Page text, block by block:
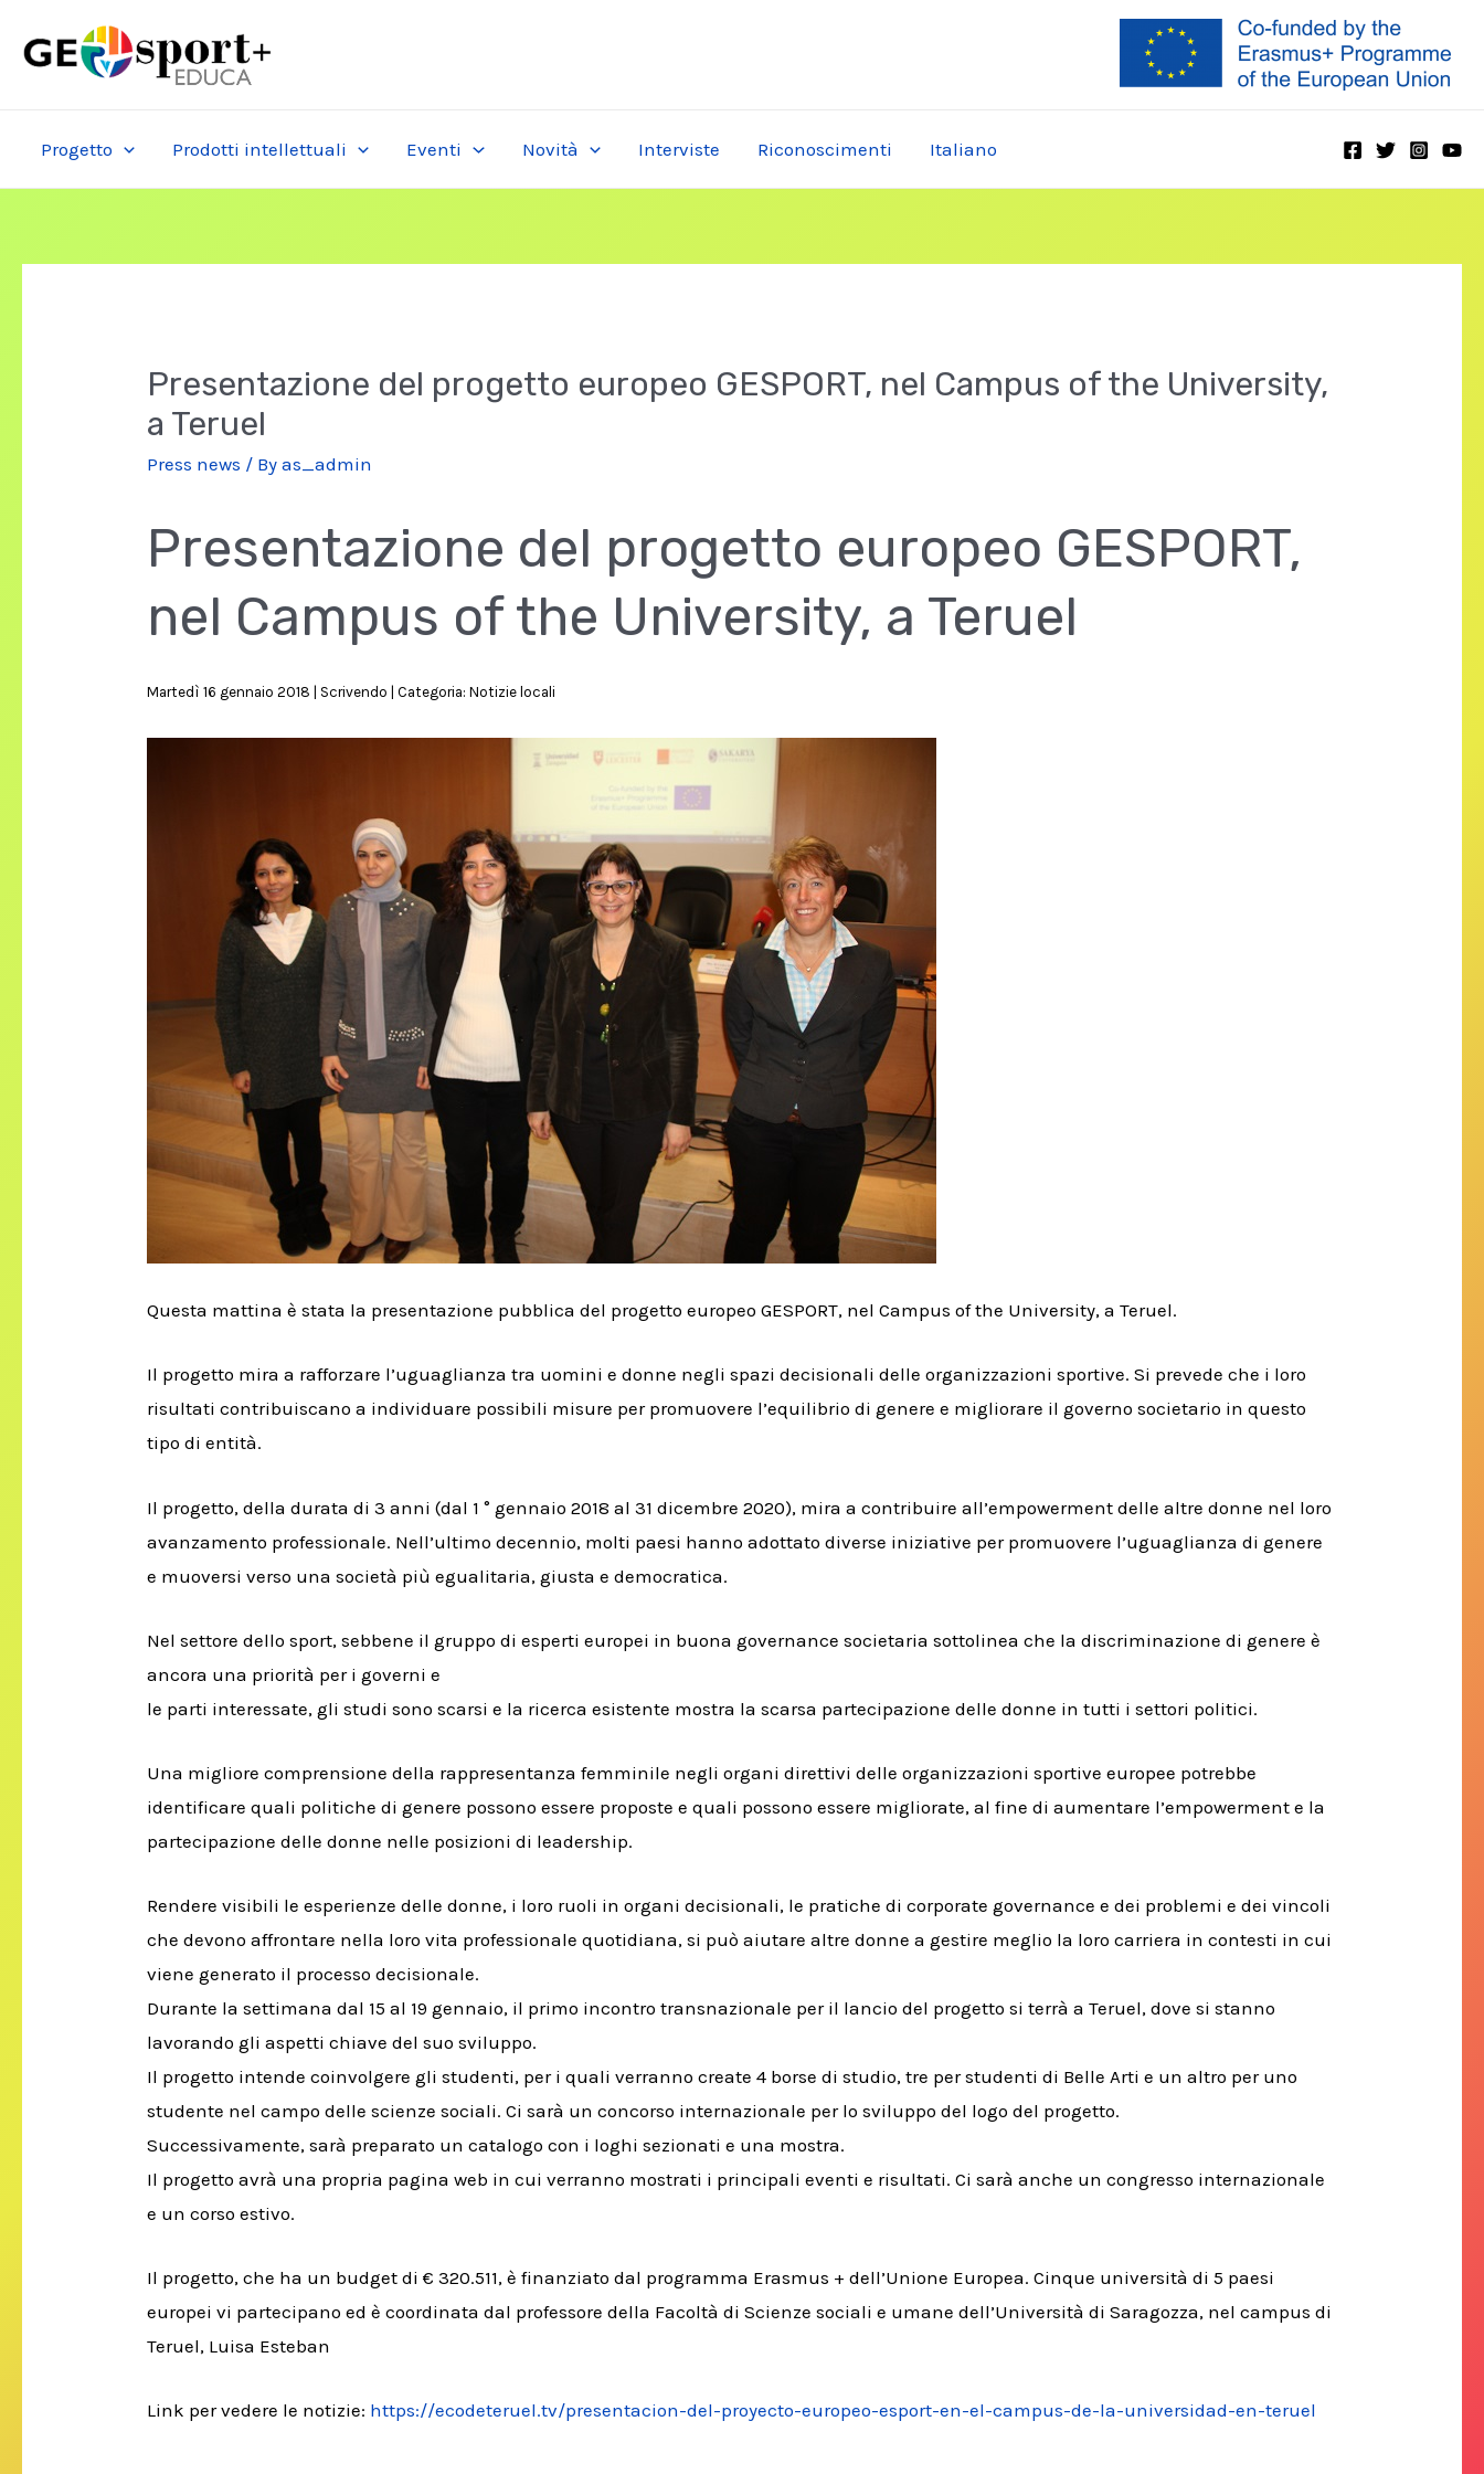
Progetto Prodotti intellettuali Eventi Novità Interviste Riconoscimenti Italiano
Presentazione del progetto europeo GESPORT, nel Campus of the University,
a Teruel
Press news / Byas_admin
Presentazione del progetto europeo GESPORT,
nel Campus of the University, a Teruel
Martedì 16 gennaio 2018 | Scrivendo |Categoria: Notizie locali
Questa mattina è stata la presentazione pubblica del progetto europeo GESPORT, nel Campus of the University, a Teruel.
Il progetto mira a rafforzare l’uguaglianza tra uomini e donne negli spazi decisionali delle organizzazioni sportive.Si prevede che i loro
risultati contribuiscano a individuare possibili misure per promuovere l’equilibrio di genere e migliorare il governo societario in questo
tipo di entità.
Il progetto, della durata di 3 anni (dal 1 ° gennaio 2018 al 31 dicembre 2020), mira a contribuire all’empowerment delle altre donne nel loro
avanzamento professionale. Nell’ultimo decennio, molti paesi hanno adottato diverse iniziative per promuovere l’uguaglianza di genere
e muoversi verso una società più egualitaria, giusta e democratica.
Nel settore dello sport, sebbene il gruppo di esperti europei in buona governance societaria sottolinea che la discriminazione di genere è
ancora una priorità per i governi e
le parti interessate, gli studi sono scarsi e la ricerca esistente mostra la scarsa partecipazione delle donne in tutti i settori politici.
Una migliore comprensione della rappresentanza femminile negli organi direttivi delle organizzazioni sportive europee potrebbe
identificare quali politiche di genere possono essere proposte e quali possono essere migliorate, al fine di aumentare l’empowerment e la
partecipazione delle donne nelle posizioni di leadership.
Rendere visibili le esperienze delle donne, i loro ruoli in organi decisionali, le pratiche di corporate governance e dei problemi e dei vincoli
che devono affrontare nella loro vita professionale quotidiana, si può aiutare altre donne a gestire meglio la loro carriera incontesti in cui
viene generato il processo decisionale.
Durante la settimana dal 15 al 19 gennaio, il primo incontro transnazionale per il lancio del progetto si terrà a Teruel, dove si stanno
lavorando gli aspetti chiave del suo sviluppo.
Il progetto intende coinvolgere gli studenti, per i quali verranno create 4 borse di studio, tre per studenti di Belle Arti e un altro per uno
studente nel campo delle scienze sociali.Ci sarà un concorso internazionale per lo sviluppo del logo del progetto.
Successivamente, sarà preparato un catalogo con i loghi sezionati e una mostra.
Il progetto avrà una propria pagina web in cui verranno mostrati i principali eventi e risultati.Ci sarà anche un congresso internazionale
e un corso estivo.
Il progetto, che ha un budget di € 320.511, è finanziato dal programma Erasmus + dell’Unione Europea.Cinque università di 5 paesi
europei vi partecipano ed è coordinata dal professore della Facoltà di Scienze sociali e umane dell’Università di Saragozza, nel campus di
Teruel, Luisa Esteban
Link per vedere le notizie: https://ecodeteruel.tv/presentacion-del-proyecto-europeo-esport-en-el-campus-de-la-universidad-en-teruel